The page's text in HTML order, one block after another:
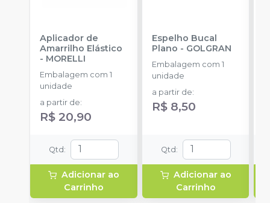
Aplicador de
Amarrilho Elástico
- MORELLI
Embalagem com 1
unidade
a partir de:
R$ 20,90
Qtd :
Adicionar ao
Carrinho
Espelho Bucal
Plano - GOLGRAN
Embalagem com 1
unidade
a partir de:
R$ 8,50
Qtd :
Adicionar ao
Carrinho